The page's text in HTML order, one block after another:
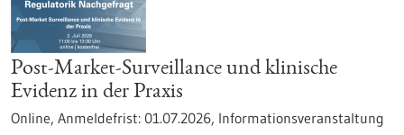
Post-Market-Surveillance und klinische
Evidenz in der Praxis
Online, Anmeldefrist: 01.07.2026, Informationsveranstaltung